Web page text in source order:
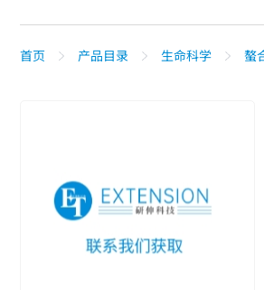
首页 产品目录 生命科学 螯